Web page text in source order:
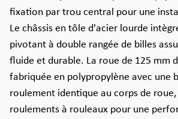
fixation par trou central pour une
Le châssis en tôle d'acier lourde
pivotant à double rangée de billes
fluide et durable. La roue de 125 mm
fabriquée en polypropylène avec une
roulement identique au corps de
roulements à rouleaux pour une